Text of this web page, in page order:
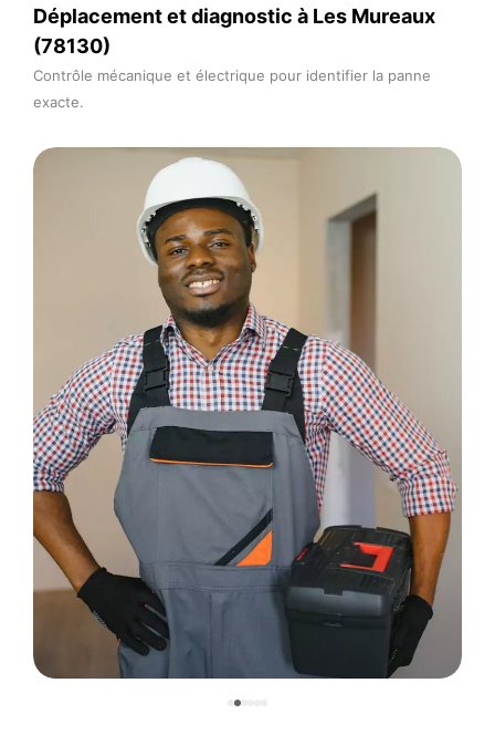
Mureaux
la panne
Devis clair et rapide